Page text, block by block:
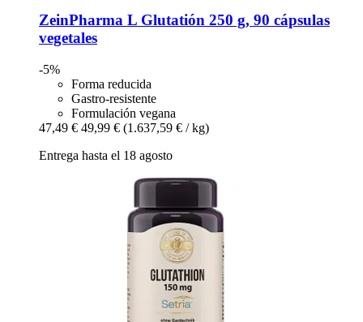
ZeinPharma L Glutatión 250 g, 90 cápsulas
vegetales
-5%
Forma reducida
Gastro-resistente
Formulación vegana
47,49 € 49,99 € (1.637,59 € / kg)
Entrega hasta el 18 agosto